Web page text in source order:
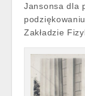
Jansonsa dla
Zakładzie